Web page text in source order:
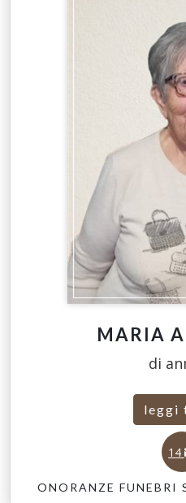
MARIA
di
leggi
14
ONORANZE FUNEBRI